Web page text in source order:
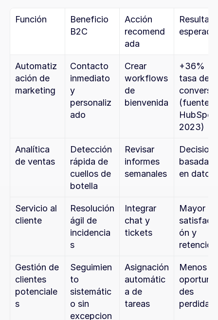
Función
Beneficio
B2C
Acción
recomend
ada
esperado
Automatiz
ación de
marketing
Contacto
inmediato
y
personaliz
ado
Crear
workflows
de
bienvenida
+36%
tasa de
(fuente:
HubSpot,
2023)
Analítica
de ventas
Detección
rápida de
cuellos de
botella
Revisar
informes
semanales
basadas
en datos
Servicio al
cliente
Resolución
ágil de
incidencia
s
Integrar
chat y
tickets
Mayor
satisfacci
ón y
retención
Gestión de
clientes
potenciale
s
Seguimien
to
sistemátic
o sin
excepcion
Asignación
automátic
a de
tareas
Menos
des
perdidas